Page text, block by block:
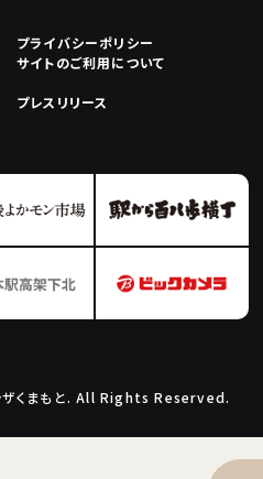
プライバシーポリシー
サイトのご利用について
プレスリリース
くまもと. All Rights Reserved.